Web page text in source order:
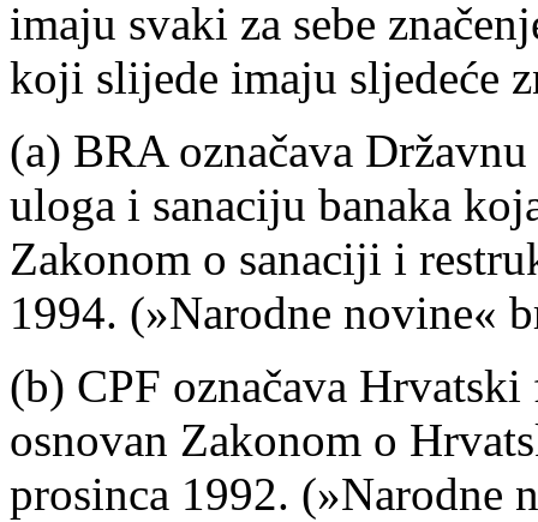
imaju svaki za sebe
koji slijede imaju sljedeće
(a) BRA označava
uloga i sanaciju banaka
Zakonom o sanaciji i
1994. (»Narodne novine«
(b) CPF označava
osnovan Zakonom o
prosinca 1992. (»Narodne